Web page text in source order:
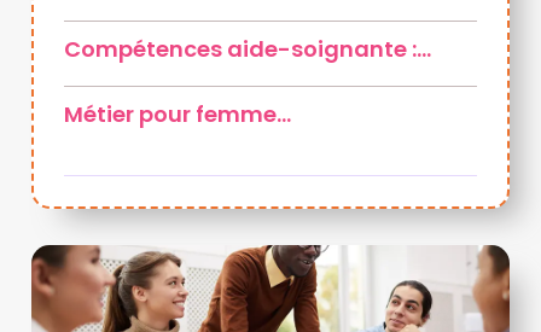
Compétences aide-soignante :…
Métier pour femme…